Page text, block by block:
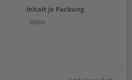
Inhalt je Packung
200ml